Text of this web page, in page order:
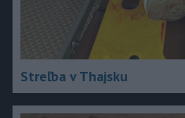
Streľba v Thajsku